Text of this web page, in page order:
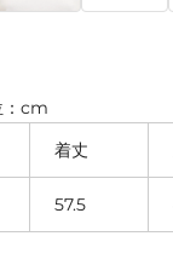
：cm
着丈
57.5